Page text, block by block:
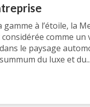
à l’étoile, la
considérée comme un
le paysage
du luxe et du...